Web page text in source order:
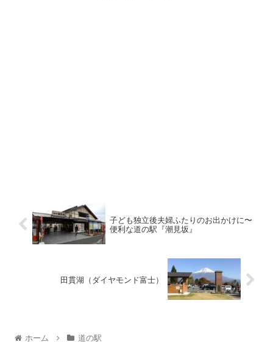
子ども独立後夫婦ふたりのお出かけに〜
便利な道の駅『潮見坂』
田貫湖（ダイヤモンド富士）
ホーム 道の駅